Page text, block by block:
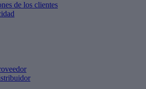
de los clientes